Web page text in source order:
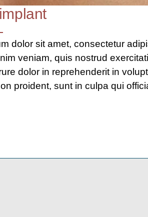
dolor sit amet, consectetur
veniam, quis nostrud
dolor in reprehenderit in
proident, sunt in culpa qui